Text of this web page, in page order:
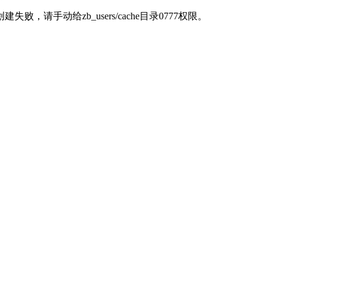
失败，请手动给zb_users/cache目录0777权限。